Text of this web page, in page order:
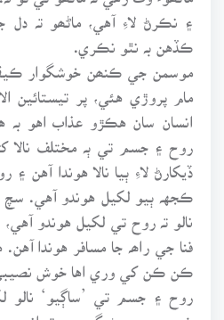
۽ نڪرڻ لاءِ آهي، ماڻھو تہ
ڪڏهن بہ نٿو نڪري.
موسمن جي ڪنھن خوشگوار
مام پروڙي هئي، پر تيستائين
انسان سان هڪڙو عذاب اهو بہ
روح ۽ جسم تي ٻہ مختلف نالا
ڏيکارڻ لاءِ ٻيا نالا هوندا آهن
ڪجهہ ٻيو لکيل هوندو آهي. سچ
نالو تہ روح تي لکيل هوندو
فنا جي راھہ جا مسافر هوندا آهن.
ڪن ڪن کي وري اها خوش
روح ۽ جسم تي ’ساڳيو‘ نالو
ضرور سمجهڻ گهرجي تہ انھن